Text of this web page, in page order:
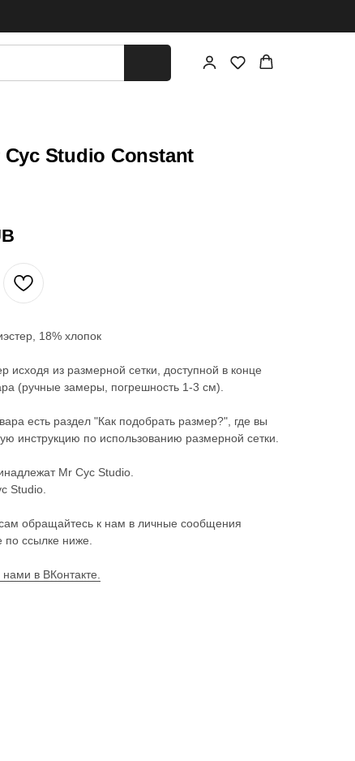
Cyc Studio Constant
18% хлопок
исходя из размерной сетки, доступной в конце
(ручные замеры, погрешность 1-3 см).
есть раздел "Как подобрать размер?", где вы
инструкцию по использованию размерной сетки.
Mr Cyc Studio.
Studio.
обращайтесь к нам в личные сообщения
по ссылке ниже.
в ВКонтакте.